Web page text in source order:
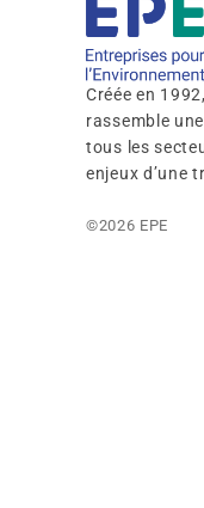
Créée en
rassemble
tous les
enjeux d’une
©2026 EPE